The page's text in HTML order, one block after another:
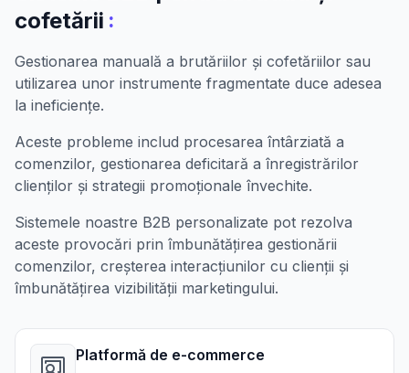
cofetării :
Gestionarea manuală a brutăriilor și cofetăriilor sau
utilizarea unor instrumente fragmentate duce adesea
la ineficiențe.
Aceste probleme includ procesarea întârziată a
comenzilor, gestionarea deficitară a înregistrărilor
clienților și strategii promoționale învechite.
Sistemele noastre B2B personalizate pot rezolva
aceste provocări prin îmbunătățirea gestionării
comenzilor, creșterea interacțiunilor cu clienții și
îmbunătățirea vizibilității marketingului.
Platformă de e-commerce